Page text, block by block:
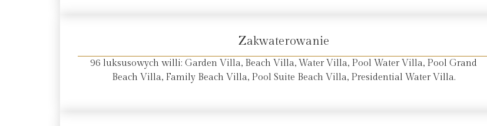
Zakwaterowanie
96 luksusowych willi: Garden Villa, Beach Villa, Water Villa, Pool Water Villa, Pool Grand
Beach Villa, Family Beach Villa, Pool Suite Beach Villa, Presidential Water Villa.